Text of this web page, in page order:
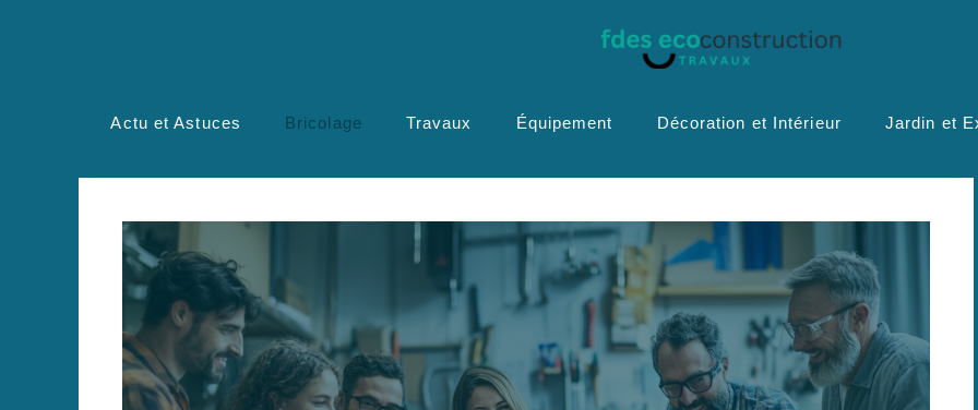
Actu et Astuces Bricolage Travaux Équipement Décoration et Intérieur Jardin et